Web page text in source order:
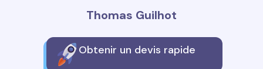
Thomas Guilhot
Obtenir un devis rapide